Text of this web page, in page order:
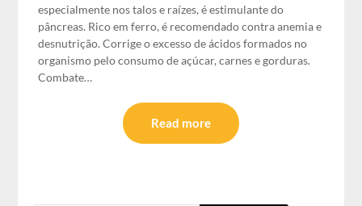
especialmente nos talos e raízes, é estimulante do
pâncreas. Rico em ferro, é recomendado contra anemia e
desnutrição. Corrige o excesso de ácidos formados no
organismo pelo consumo de açúcar, carnes e gorduras.
Combate…
Read more